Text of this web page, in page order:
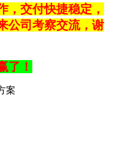
，交付快捷稳定，
公司考察交流，谢
了！
案